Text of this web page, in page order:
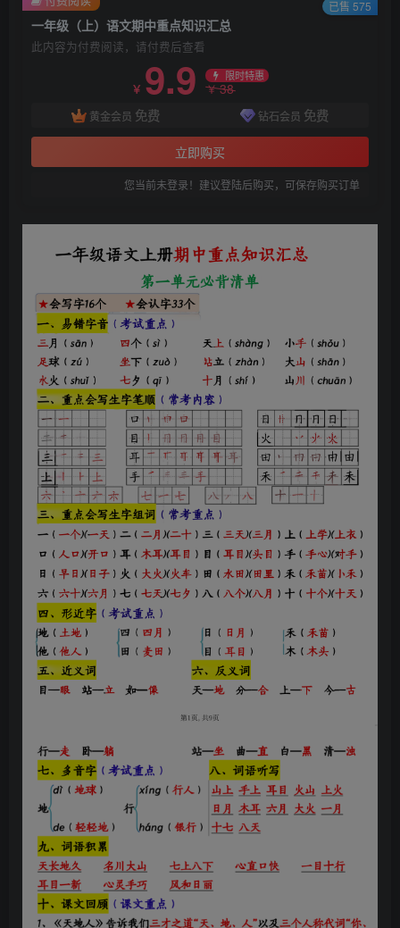
一年级（上）语文期中重点知识汇总
此内容为付费阅读，请付费后查看
￥ 9.9 限时特惠
￥38
黄金会员 免费 钻石会员 免费
立即购买
您当前未登录！建议登陆后购买，可保存购买订单
已售 575